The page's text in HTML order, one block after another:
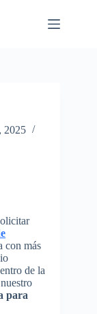
2025
con más
de la
para